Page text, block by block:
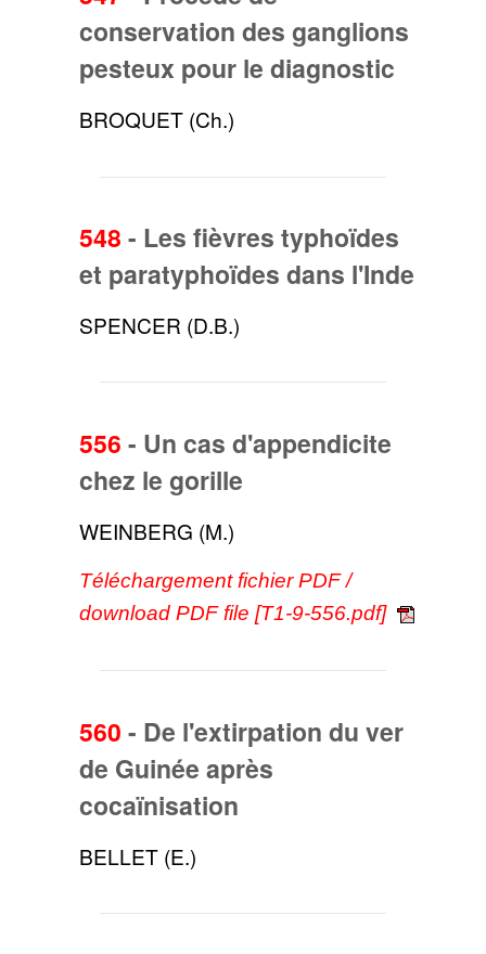
conservation des ganglions
pesteux pour le diagnostic
BROQUET (Ch.)
548 - Les fièvres typhoïdes
et paratyphoïdes dans l'Inde
SPENCER (D.B.)
556 - Un cas d'appendicite
chez le gorille
WEINBERG (M.)
Téléchargement fichier PDF /
download PDF file [T1-9-556.pdf]
560 - De l'extirpation du ver
de Guinée après
cocaïnisation
BELLET (E.)